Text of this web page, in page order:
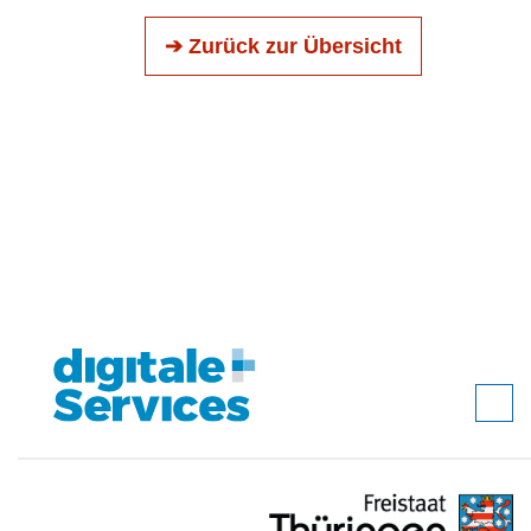
➔ Zurück zur Übersicht